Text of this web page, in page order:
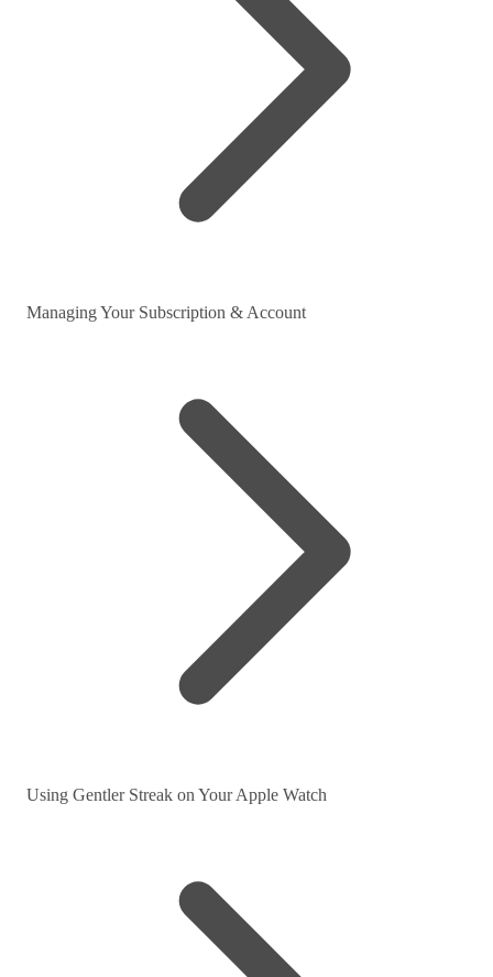
Managing Your Subscription & Account
Using Gentler Streak on Your Apple Watch